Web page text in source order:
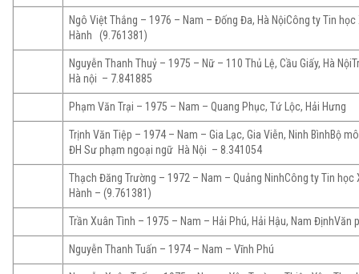
Ngô Việt Thắng – 1976 – Nam – Đống Đa, Hà NộiCông ty Tin
Hành (9.761381)
Nguyễn Thanh Thuỷ – 1975 – Nữ – 110 Thủ Lệ, Cầu Giấy, Hà
Hà nội – 7.841885
Phạm Văn Trại – 1975 – Nam – Quang Phục, Tứ Lộc, Hải Hưng
Trịnh Văn Tiệp – 1974 – Nam – Gia Lạc, Gia Viễn, Ninh BìnhBộ
ĐH Sư phạm ngoại ngữ Hà Nội – 8.341054
Thạch Đăng Trường – 1972 – Nam – Quảng NinhCông ty Tin học
Hành – (9.761381)
Trần Xuân Tình – 1975 – Nam – Hải Phú, Hải Hậu, Nam ĐịnhVăn
Nguyễn Thanh Tuấn – 1974 – Nam – Vĩnh Phú